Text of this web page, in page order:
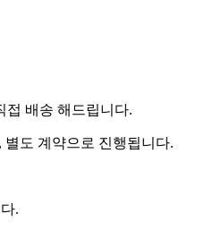
접 배송 해드립니다.
도 계약으로 진행됩니다.
.